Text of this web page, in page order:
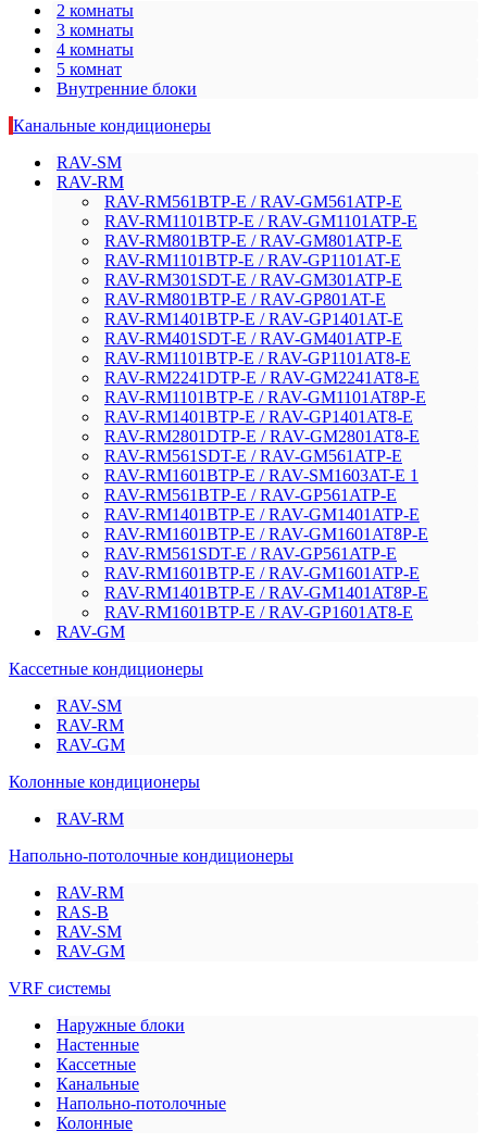
2 комнаты
3 комнаты
4 комнаты
5 комнат
Внутренние блоки
Канальные кондиционеры
RAV-SM
RAV-RM
RAV-RM561BTP-E / RAV-GM561ATP-E
RAV-RM1101BTP-E / RAV-GM1101ATP-E
RAV-RM801BTP-E / RAV-GM801ATP-E
RAV-RM1101BTP-E / RAV-GP1101AT-E
RAV-RM301SDT-E / RAV-GM301ATP-E
RAV-RM801BTP-E / RAV-GP801AT-E
RAV-RM1401BTP-E / RAV-GP1401AT-E
RAV-RM401SDT-E / RAV-GM401ATP-E
RAV-RM1101BTP-E / RAV-GP1101AT8-E
RAV-RM2241DTP-E / RAV-GM2241AT8-E
RAV-RM1101BTP-E / RAV-GM1101AT8P-E
RAV-RM1401BTP-E / RAV-GP1401AT8-E
RAV-RM2801DTP-E / RAV-GM2801AT8-E
RAV-RM561SDT-E / RAV-GM561ATP-E
RAV-RM1601BTP-E / RAV-SM1603AT-E 1
RAV-RM561BTP-E / RAV-GP561ATP-E
RAV-RM1401BTP-E / RAV-GM1401ATP-E
RAV-RM1601BTP-E / RAV-GM1601AT8P-E
RAV-RM561SDT-E / RAV-GP561ATP-E
RAV-RM1601BTP-E / RAV-GM1601ATP-E
RAV-RM1401BTP-E / RAV-GM1401AT8P-E
RAV-RM1601BTP-E / RAV-GP1601AT8-E
RAV-GM
Кассетные кондиционеры
RAV-SM
RAV-RM
RAV-GM
Колонные кондиционеры
RAV-RM
Напольно-потолочные кондиционеры
RAV-RM
RAS-B
RAV-SM
RAV-GM
VRF системы
Наружные блоки
Настенные
Кассетные
Канальные
Напольно-потолочные
Колонные